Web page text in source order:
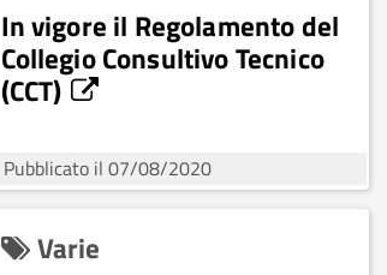
In vigore il Regolamento del
Collegio Consultivo Tecnico
(CCT)
Pubblicato il 07/08/2020
Varie